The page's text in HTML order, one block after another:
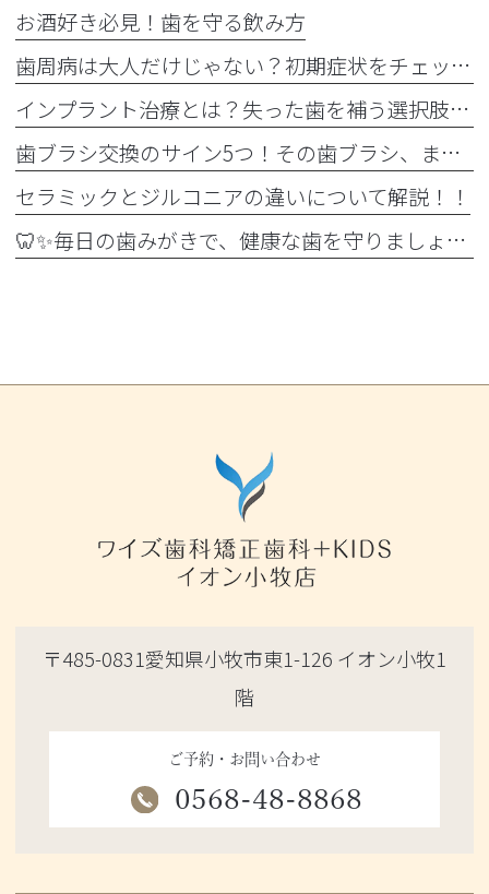
お酒好き必見！歯を守る飲み方
歯周病は大人だけじゃない？初期症状をチェック
インプラント治療とは？失った歯を補う選択肢を正しく知りましょう！！
歯ブラシ交換のサイン5つ！その歯ブラシ、まだ使っていませんか？🪥
セラミックとジルコニアの違いについて解説！！
🦷✨毎日の歯みがきで、健康な歯を守りましょう✨🪥
〒485-0831愛知県小牧市東1-126 イオン小牧1
階
ご予約・お問い合わせ
0568-48-8868